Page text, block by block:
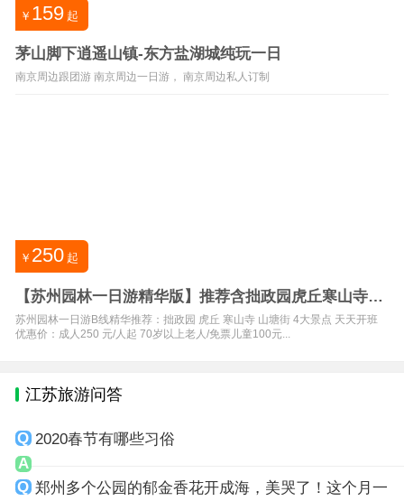
￥ 159 起
茅山脚下逍遥山镇-东方盐湖城纯玩一日
南京周边跟团游 南京周边一日游， 南京周边私人订制
￥ 250 起
【苏州园林一日游精华版】推荐含拙政园虎丘寒山寺山
塘街纯玩
苏州园林一日游B线精华推荐：拙政园 虎丘 寒山寺 山塘街 4大景点 天天开班
优惠价：成人250 元/人起 70岁以上老人/免票儿童100元...
江苏旅游问答
2020春节有哪些习俗
郑州多个公园的郁金香花开成海，美哭了！这个月一